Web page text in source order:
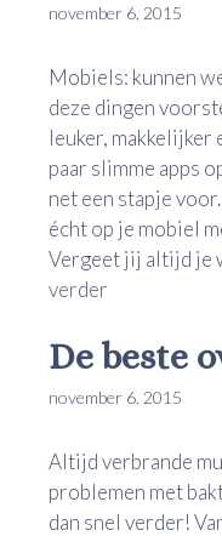
november 6, 2015
Mobiels: kunnen
deze dingen
leuker, makkelijker
paar slimme apps
net een stapje
écht op je mobiel
Vergeet jij altijd je
verder
De beste
november 6, 2015
Altijd verbrande
problemen met
dan snel verder!